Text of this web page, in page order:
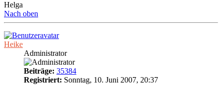
Helga
Nach oben
Heike
Administrator
Beiträge: 35384
Registriert: Sonntag, 10. Juni 2007, 20:37